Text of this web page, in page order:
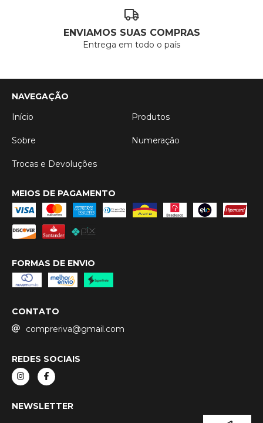
ENVIAMOS SUAS COMPRAS
Entrega em todo o país
NAVEGAÇÃO
Início
Produtos
Sobre Numeração
Trocas e Devoluções
MEIOS DE PAGAMENTO
FORMAS DE ENVIO
CONTATO
compreriva@gmail.com
REDES SOCIAIS
NEWSLETTER